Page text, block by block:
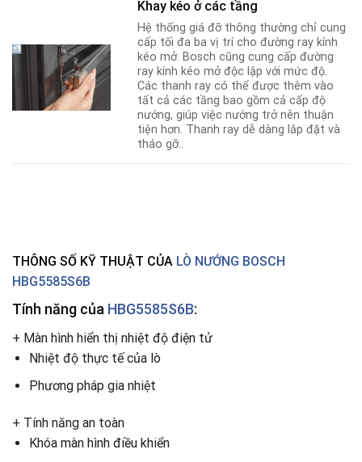
Khay kéo ở các tầng
Hệ thống giá đỡ thông thường chỉ cung
cấp tối đa ba vị trí cho đường ray kính
kéo mở. Bosch cũng cung cấp đường
ray kính kéo mở độc lập với mức độ.
Các thanh ray có thể được thêm vào
tất cả các tầng bao gồm cả cấp độ
nướng, giúp việc nướng trở nên thuận
tiện hơn. Thanh ray dễ dàng lắp đặt và
tháo gỡ..
THÔNG SỐ KỸ THUẬT CỦA LÒ NƯỚNG BOSCH
HBG5585S6B
Tính năng của HBG5585S6B:
+ Màn hình hiển thị nhiệt độ điện tử
Nhiệt độ thực tế của lò
Phương pháp gia nhiệt
+ Tính năng an toàn
Khóa màn hình điều khiển